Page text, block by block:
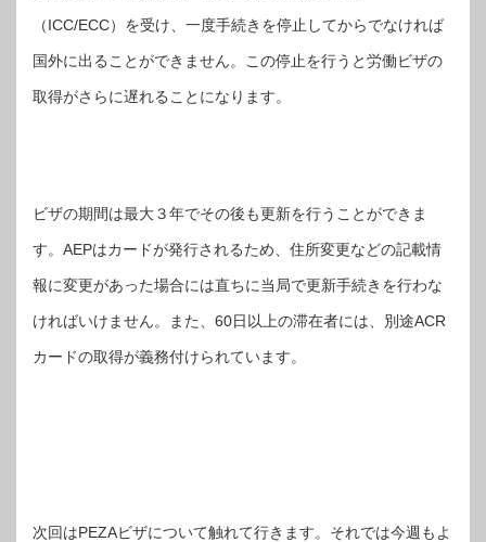
（ICC/ECC）を受け、一度手続きを停止してからでなければ
国外に出ることができません。この停止を行うと労働ビザの
取得がさらに遅れることになります。
ビザの期間は最大３年でその後も更新を行うことができま
す。AEPはカードが発行されるため、住所変更などの記載情
報に変更があった場合には直ちに当局で更新手続きを行わな
ければいけません。また、60日以上の滞在者には、別途ACR
カードの取得が義務付けられています。
次回はPEZAビザについて触れて行きます。それでは今週もよ